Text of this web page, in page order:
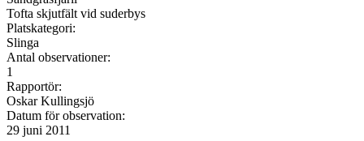
Tofta skjutfält vid suderbys
Platskategori:
Slinga
Antal observationer:
1
Rapportör:
Oskar Kullingsjö
Datum för observation:
29 juni 2011